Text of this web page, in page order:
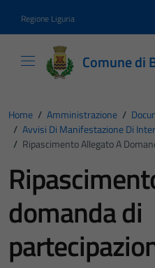
Regione Liguria
Comune di
Home / Amministrazione /
/ Avvisi Di Manifestazione Di
/ Ripascimento Allegato A
domanda di